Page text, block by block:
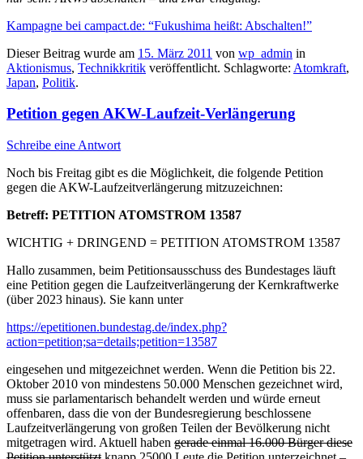
Kampagne bei campact.de: “Fukushima heißt: Abschalten!”
Dieser Beitrag wurde am 15. März 2011 von wp_admin in
Aktionismus, Technikkritik veröffentlicht. Schlagworte: Atomkraft,
Japan, Politik.
Petition gegen AKW-Laufzeit-Verlängerung
Schreibe eine Antwort
Noch bis Freitag gibt es die Möglichkeit, die folgende Petition
gegen die AKW-Laufzeitverlängerung mitzuzeichnen:
Betreff: PETITION ATOMSTROM 13587
WICHTIG + DRINGEND = PETITION ATOMSTROM 13587
Hallo zusammen, beim Petitionsausschuss des Bundestages läuft
eine Petition gegen die Laufzeitverlängerung der Kernkraftwerke
(über 2023 hinaus). Sie kann unter
https://epetitionen.bundestag.de/index.php?
action=petition;sa=details;petition=13587
eingesehen und mitgezeichnet werden. Wenn die Petition bis 22.
Oktober 2010 von mindestens 50.000 Menschen gezeichnet wird,
muss sie parlamentarisch behandelt werden und würde erneut
offenbaren, dass die von der Bundesregierung beschlossene
Laufzeitverlängerung von großen Teilen der Bevölkerung nicht
mitgetragen wird. Aktuell haben gerade einmal 16.000 Bürger diese